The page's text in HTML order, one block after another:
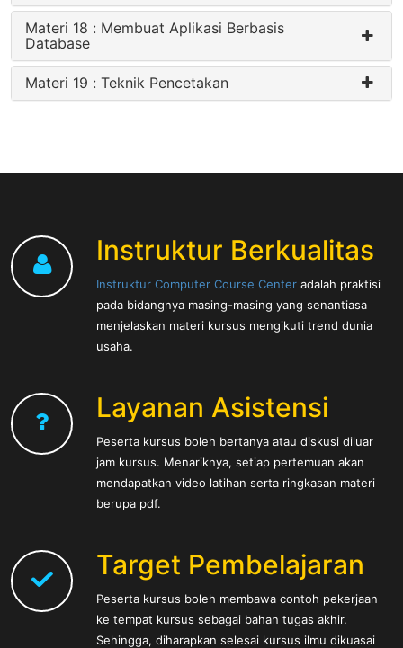
Materi 18 : Membuat Aplikasi Berbasis
Database
Materi 19 : Teknik Pencetakan
Instruktur Berkualitas
Instruktur Computer Course Center adalah praktisi
pada bidangnya masing-masing yang senantiasa
menjelaskan materi kursus mengikuti trend dunia
usaha.
Layanan Asistensi
Peserta kursus boleh bertanya atau diskusi diluar
jam kursus. Menariknya, setiap pertemuan akan
mendapatkan video latihan serta ringkasan materi
berupa pdf.
Target Pembelajaran
Peserta kursus boleh membawa contoh pekerjaan
ke tempat kursus sebagai bahan tugas akhir.
Sehingga, diharapkan selesai kursus ilmu dikuasai